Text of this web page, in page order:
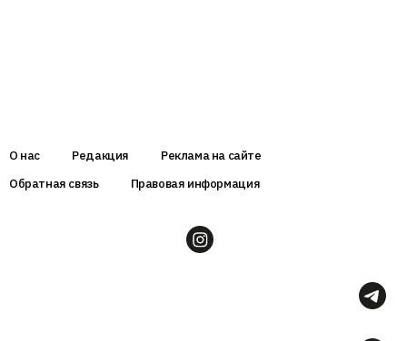
О нас Редакция
Реклама на сайте
Обратная связь
Правовая информация